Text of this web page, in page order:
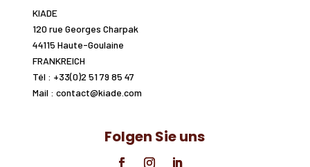
KIADE
120 rue Georges Charpak
44115 Haute-Goulaine
FRANKREICH
Tél : +33(0)2 51 79 85 47
Mail : contact@kiade.com
Folgen Sie uns